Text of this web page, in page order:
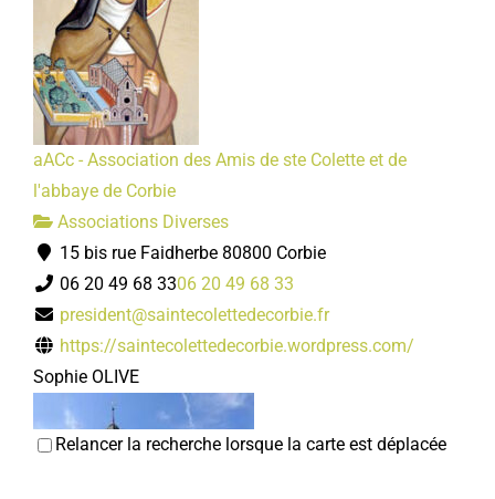
aACc - Association des Amis de ste Colette et de
l'abbaye de Corbie
Associations Diverses
15 bis rue Faidherbe 80800 Corbie
06 20 49 68 3306 20 49 68 33
president@saintecolettedecorbie.fr
https://saintecolettedecorbie.wordpress.com/
Sophie OLIVE
Relancer la recherche lorsque la carte est déplacée